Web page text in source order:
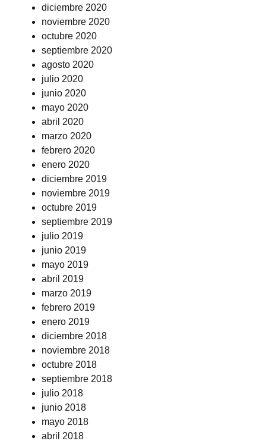
diciembre 2020
noviembre 2020
octubre 2020
septiembre 2020
agosto 2020
julio 2020
junio 2020
mayo 2020
abril 2020
marzo 2020
febrero 2020
enero 2020
diciembre 2019
noviembre 2019
octubre 2019
septiembre 2019
julio 2019
junio 2019
mayo 2019
abril 2019
marzo 2019
febrero 2019
enero 2019
diciembre 2018
noviembre 2018
octubre 2018
septiembre 2018
julio 2018
junio 2018
mayo 2018
abril 2018